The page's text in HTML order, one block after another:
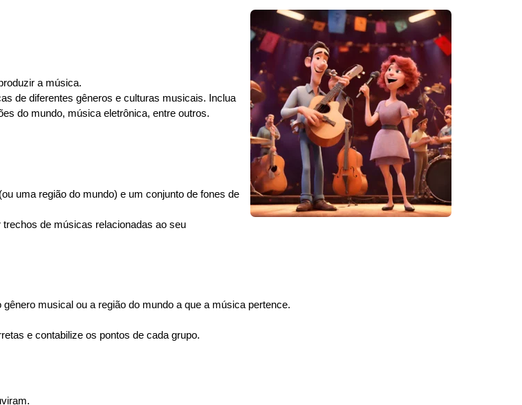
a música.
de diferentes gêneros e culturas musicais. Inclua
do mundo, música eletrônica, entre outros.
uma região do mundo) e um conjunto de fones de
de músicas relacionadas ao seu
musical ou a região do mundo a que a música pertence.
e contabilize os pontos de cada grupo.